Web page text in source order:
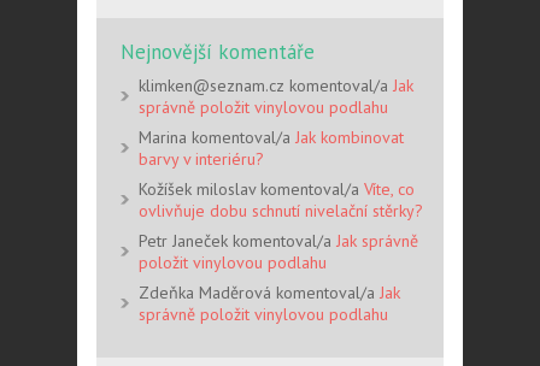
Nejnovější komentáře
klimken@seznam.cz komentoval/a Jak
správně položit vinylovou podlahu
Marina komentoval/a Jak kombinovat
barvy v interiéru?
Kožíšek miloslav komentoval/a Víte, co
ovlivňuje dobu schnutí nivelační stěrky?
Petr Janeček komentoval/a Jak správně
položit vinylovou podlahu
Zdeňka Maděrová komentoval/a Jak
správně položit vinylovou podlahu